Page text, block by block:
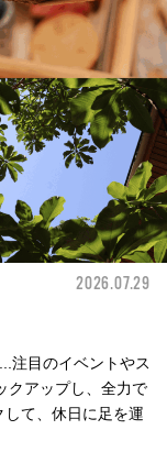
2026.07.29
注目のイベントやス
クアップし、全力で
て、休日に足を運